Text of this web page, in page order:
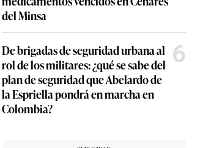
del Minsa
De brigadas de seguridad urbana al
rol de los militares: ¿qué se sabe del
plan de seguridad que Abelardo de
la Espriella pondrá en marcha en
Colombia?
6